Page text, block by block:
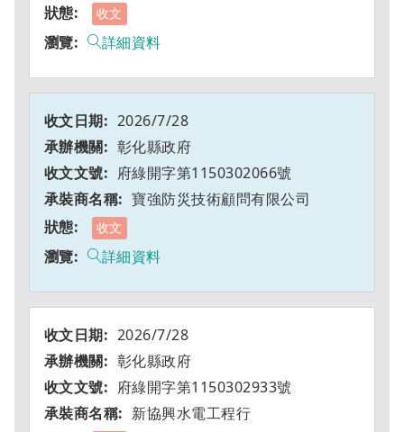
收文
詳細資料
2026/7/28
彰化縣政府
府綠開字第1150302066號
寶強防災技術顧問有限公司
收文
詳細資料
2026/7/28
彰化縣政府
府綠開字第1150302933號
新協興水電工程行